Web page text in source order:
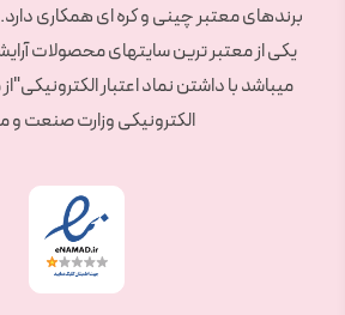
برندهای معتبر چینی و کره ای همکاری
یکی از معتبر ترین سایتهای محصولات
میباشد با داشتن نماد اعتبار
الکترونیکی وزارت صنعت